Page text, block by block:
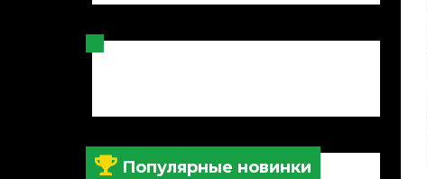
Популярные новинки